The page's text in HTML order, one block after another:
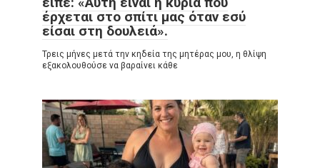
έρχεται στο σπίτι μας όταν εσύ
είσαι στη δουλειά».
Τρεις μήνες μετά την κηδεία της μητέρας μου, η θλίψη
εξακολουθούσε να βαραίνει κάθε